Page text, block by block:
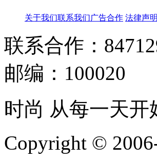
关于我们联系我们广告合作 法律声明
联系合作：
邮编：100020
时尚 从每一天
Copyright ©